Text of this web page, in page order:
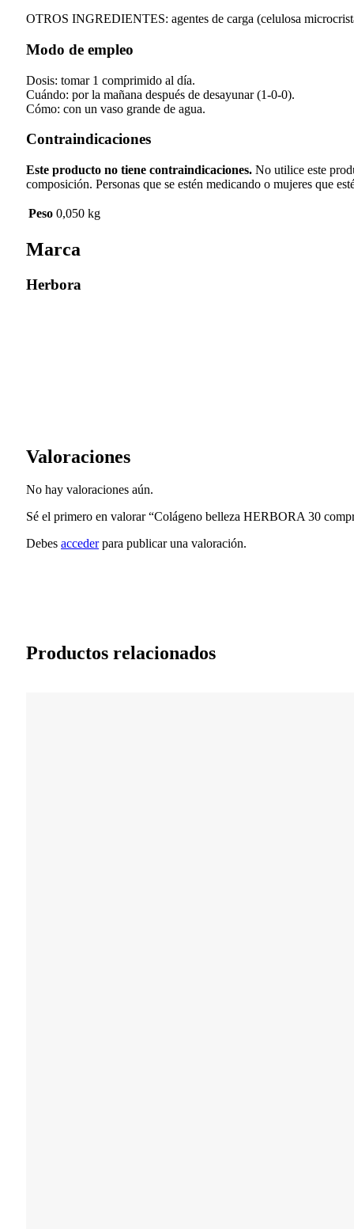
OTROS INGREDIENTES: agentes de carga (celulosa
Modo de empleo
Dosis: tomar 1 comprimido al día.
Cuándo: por la mañana después de desayunar (1-0-0).
Cómo: con un vaso grande de agua.
Contraindicaciones
Este producto no tiene contraindicaciones. No utilice este
composición. Personas que se estén medicando o mujeres que
Peso 0,050 kg
Marca
Herbora
Valoraciones
No hay valoraciones aún.
Sé el primero en valorar “Colágeno belleza HERBORA 30
Debes accederpara publicar una valoración.
Productos relacionados